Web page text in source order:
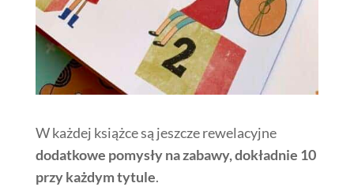
W każdej książce są jeszcze rewelacyjne
dodatkowe pomysły na zabawy, dokładnie 10
przy każdym tytule.